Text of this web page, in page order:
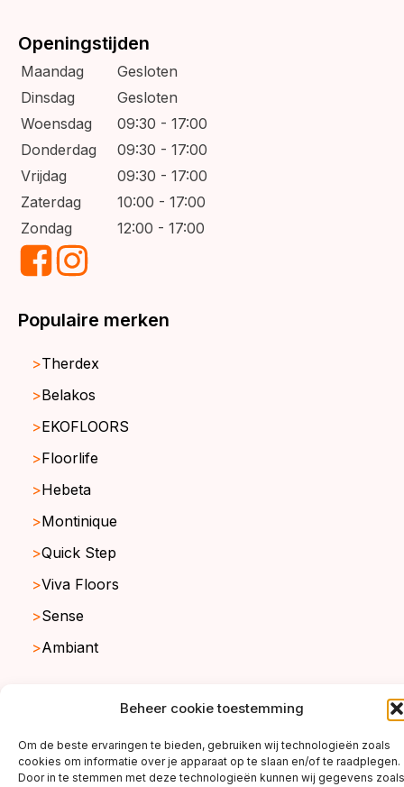
Beheer cookie toestemming
Om de beste ervaringen te bieden, gebruiken wij technologieën zoals
cookies om informatie over je apparaat op te slaan en/of te raadplegen.
Door in te stemmen met deze technologieën kunnen wij gegevens zoals
Openingstijden
Maandag
Gesloten
Dinsdag
Gesloten
Woensdag
09:30 - 17:00
Donderdag
09:30 - 17:00
Vrijdag
09:30 - 17:00
Zaterdag
10:00 - 17:00
Zondag
12:00 - 17:00
Populaire merken
Therdex
Belakos
EKOFLOORS
Floorlife
Hebeta
Montinique
Quick Step
Viva Floors
Sense
Ambiant